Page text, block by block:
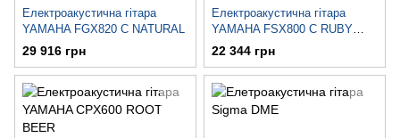
Електроакустична гітара
YAMAHA FGX820 C NATURAL
29 916 грн
Електроакустична гітара
YAMAHA FSX800 C RUBY
RED
22 344 грн